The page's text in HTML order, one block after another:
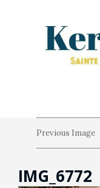
Previous Image
IMG_6772